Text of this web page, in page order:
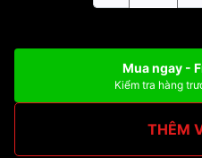
Mua ngay -
Kiểm tra hàng
THÊM